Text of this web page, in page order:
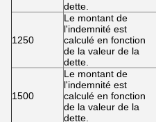
dette.
1250
Le montant de
l'indemnité est
calculé en fonction
de la valeur de la
dette.
1500
Le montant de
l'indemnité est
calculé en fonction
de la valeur de la
dette.